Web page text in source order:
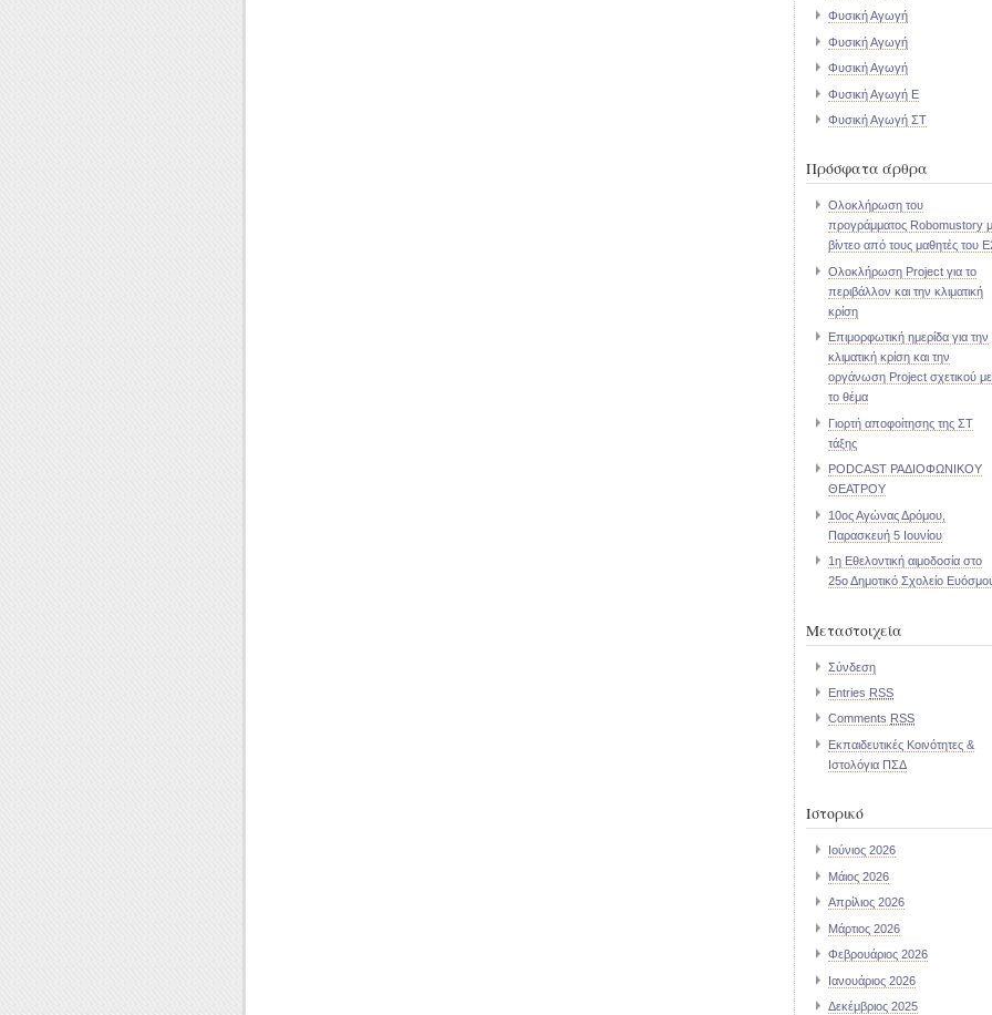
Φυσική Αγωγή
Φυσική Αγωγή
Φυσική Αγωγή
Φυσική Αγωγή Ε
Φυσική Αγωγή ΣΤ
Πρόσφατα άρθρα
Ολοκλήρωση του
προγράμματος Robomustory
βίντεο από τους μαθητές του
Ολοκλήρωση Project για το
περιβάλλον και την κλιματική
κρίση
Επιμορφωτική ημερίδα για την
κλιματική κρίση και την
οργάνωση Project σχετικού με
το θέμα
Γιορτή αποφοίτησης της ΣΤ
τάξης
PODCAST ΡΑΔΙΟΦΩΝΙΚΟΥ
ΘΕΑΤΡΟΥ
10ος Αγώνας Δρόμου,
Παρασκευή 5 Ιουνίου
1η Εθελοντική αιμοδοσία στο
25ο Δημοτικό Σχολείο
Μεταστοιχεία
Σύνδεση
Entries RSS
Comments RSS
Εκπαιδευτικές Κοινότητες &
Ιστολόγια ΠΣΔ
Ιστορικό
Ιούνιος 2026
Μάιος 2026
Απρίλιος 2026
Μάρτιος 2026
Φεβρουάριος 2026
Ιανουάριος 2026
Δεκέμβριος 2025